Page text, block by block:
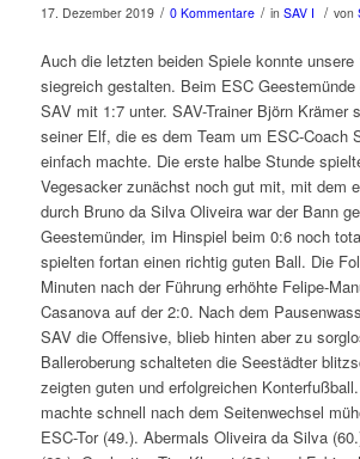
17. Dezember 2019 / 0 Kommentare / in SAV I / von
Auch die letzten beiden Spiele konnte
siegreich gestalten. Beim ESC Geestemünde
SAV mit 1:7 unter. SAV-Trainer Björn Krämer
seiner Elf, die es dem Team um ESC-Coach
einfach machte. Die erste halbe Stunde
Vegesacker zunächst noch gut mit, mit dem
durch Bruno da Silva Oliveira war der Bann
Geestemünder, im Hinspiel beim 0:6 noch
spielten fortan einen richtig guten Ball. Die
Minuten nach der Führung erhöhte Felipe-
Casanova auf der 2:0. Nach dem
SAV die Offensive, blieb hinten aber zu
Balleroberung schalteten die Seestädter
zeigten guten und erfolgreichen
machte schnell nach dem Seitenwechsel
ESC-Tor (49.). Abermals Oliveira da Silva